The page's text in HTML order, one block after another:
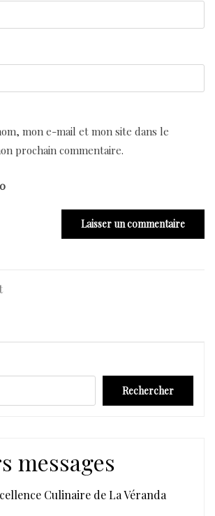
mon e-mail et mon site dans le
prochain commentaire.
Rechercher
messages
Culinaire de La Véranda